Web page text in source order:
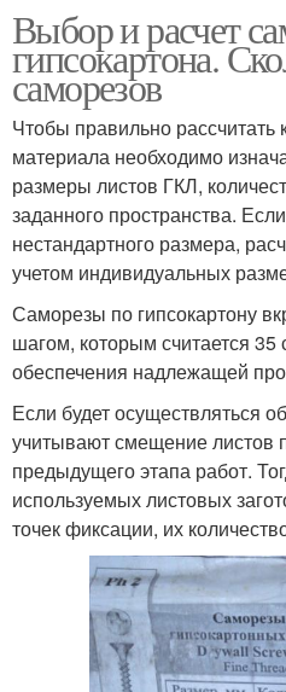
Выбор и расчет
гипсокартона.
саморезов
Чтобы правильно рассчитать
материала необходимо
размеры листов ГКЛ,
заданного пространства.
нестандартного размера,
учетом индивидуальных
Саморезы по гипсокартону
шагом, которым считается 35
обеспечения надлежащей
Если будет осуществляться
учитывают смещение листов
предыдущего этапа работ.
используемых листовых
точек фиксации, их